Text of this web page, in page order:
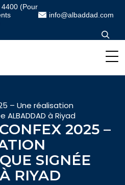
(Pour
info@albaddad.com
– Une réalisation
à Riyad
2025 –
SIGNÉE
RIYAD